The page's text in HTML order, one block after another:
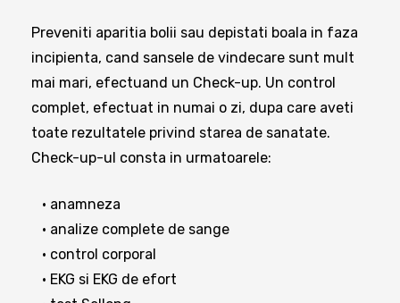
Preveniti aparitia bolii sau depistati boala in faza
incipienta, cand sansele de vindecare sunt mult
mai mari, efectuand un Check-up. Un control
complet, efectuat in numai o zi, dupa care aveti
toate rezultatele privind starea de sanatate.
Check-up-ul consta in urmatoarele:
• anamneza
• analize complete de sange
• control corporal
• EKG si EKG de efort